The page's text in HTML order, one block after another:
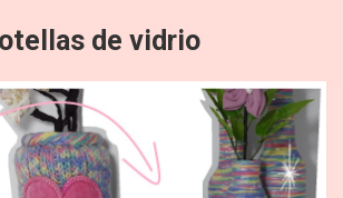
de vidrio